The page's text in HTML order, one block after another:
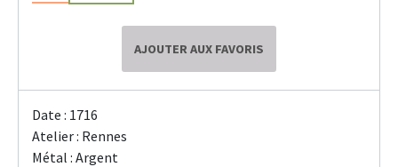
AJOUTER AUX FAVORIS
Date : 1716
Atelier : Rennes
Métal : Argent